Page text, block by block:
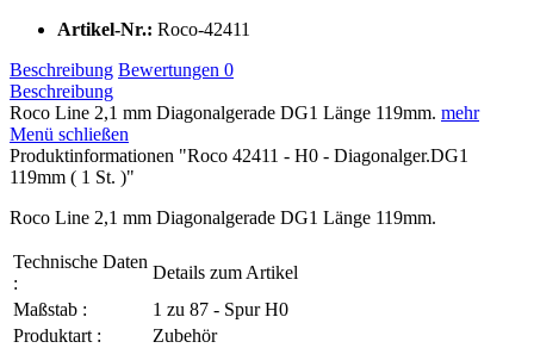
Artikel-Nr.: Roco-42411
Beschreibung Bewertungen 0
Beschreibung
Roco Line 2,1 mm Diagonalgerade DG1 Länge 119mm. mehr
Menü schließen
Produktinformationen "Roco 42411 - H0 - Diagonalger.DG1
119mm ( 1 St. )"
Roco Line 2,1 mm Diagonalgerade DG1 Länge 119mm.
Technische Daten
:
Details zum Artikel
Maßstab :
1 zu 87 - Spur H0
Produktart :
Zubehör